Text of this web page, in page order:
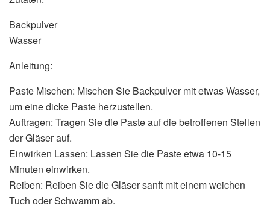
Backpulver
Wasser
Anleitung:
Paste Mischen: Mischen Sie Backpulver mit etwas Wasser,
um eine dicke Paste herzustellen.
Auftragen: Tragen Sie die Paste auf die betroffenen Stellen
der Gläser auf.
Einwirken Lassen: Lassen Sie die Paste etwa 10-15
Minuten einwirken.
Reiben: Reiben Sie die Gläser sanft mit einem weichen
Tuch oder Schwamm ab.